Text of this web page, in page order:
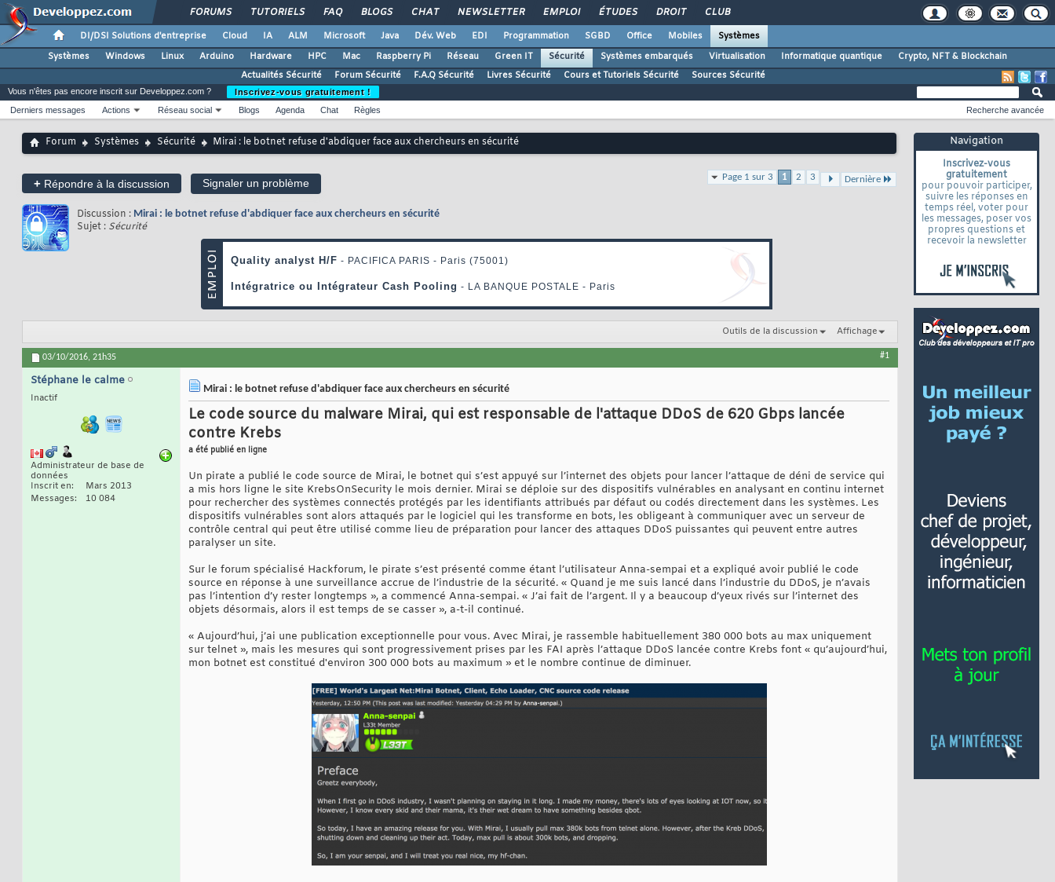
FORUMS TUTORIELS FAQ BLOGS CHAT NEWSLETTER EMPLOI ÉTUDES DROIT CLUB
DI/DSI Solutions d'entreprise Cloud IA ALM Microsoft Java Dév. Web EDI Programmation SGBD Office Mobiles
Systèmes
Systèmes
Windows Linux Arduino Hardware HPC Mac Raspberry Pi Réseau Green IT Sécurité Systèmes embarqués Virtualisation Informatique quantique
Crypto, NFT & Blockchain
Actualités Sécurité
Forum Sécurité F.A.Q Sécurité Livres Sécurité Cours et Tutoriels Sécurité Sources Sécurité
Navigation
Inscrivez-vous
gratuitement
pour pouvoir participer,
suivre les réponses en
temps réel, voter pour
les messages, poser vos
propres questions et
recevoir la newsletter
Vous n'êtes pas encore inscrit sur Developpez.com ?
Inscrivez-vous gratuitement !
Derniers messages
Actions Réseau social Blogs Agenda Chat Règles Recherche avancée
Forum Systèmes Sécurité Mirai : le botnet refuse d'abdiquer face aux chercheurs en sécurité
+ Répondre à la discussion Signaler un problème Page 1 sur 3 1 2 3 Dernière
Discussion : Mirai : le botnet refuse d'abdiquer face aux chercheurs en sécurité
Sujet : Sécurité
Outils de la discussion Affichage
03/10/2016, 21h35 #1
Stéphane le calme
Inactif
Administrateur de base de
données
Inscrit en
Mars 2013
Messages
10 084
Mirai : le botnet refuse d'abdiquer face aux chercheurs en sécurité
Le code source du malware Mirai, qui est responsable de l'attaque DDoS de 620 Gbps lancée
contre Krebs
a été publié en ligne
Un pirate a publié le code source de Mirai, le botnet qui s’est appuyé sur l’internet des objets pour lancer l’attaque de déni de service qui
a mis hors ligne le site KrebsOnSecurity le mois dernier. Mirai se déploie sur des dispositifs vulnérables en analysant en continu internet
pour rechercher des systèmes connectés protégés par les identifiants attribués par défaut ou codés directement dans les systèmes. Les
dispositifs vulnérables sont alors attaqués par le logiciel qui les transforme en bots, les obligeant à communiquer avec un serveur de
contrôle central qui peut être utilisé comme lieu de préparation pour lancer des attaques DDoS puissantes qui peuvent entre autres
paralyser un site.
Sur le forum spécialisé Hackforum, le pirate s’est présenté comme étant l’utilisateur Anna-sempai et a expliqué avoir publié le code
source en réponse à une surveillance accrue de l’industrie de la sécurité. « Quand je me suis lancé dans l’industrie du DDoS, je n’avais
pas l’intention d’y rester longtemps », a commencé Anna-sempai. « J’ai fait de l’argent. Il y a beaucoup d’yeux rivés sur l’internet des
objets désormais, alors il est temps de se casser », a-t-il continué.
« Aujourd’hui, j’ai une publication exceptionnelle pour vous. Avec Mirai, je rassemble habituellement 380 000 bots au max uniquement
sur telnet », mais les mesures qui sont progressivement prises par les FAI après l’attaque DDoS lancée contre Krebs font « qu’aujourd’hui,
mon botnet est constitué d'environ 300 000 bots au maximum » et le nombre continue de diminuer.